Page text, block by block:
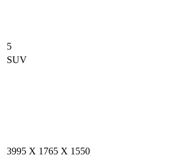
5
SUV
3995 X 1765 X 1550